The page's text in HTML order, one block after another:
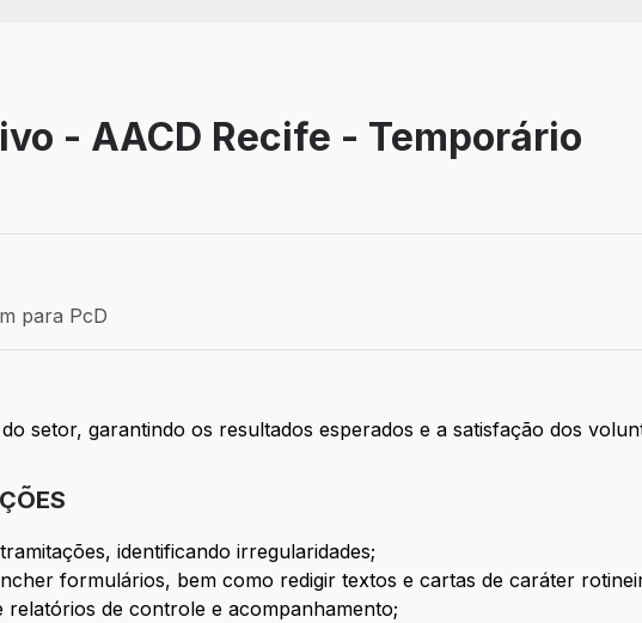
- AACD Recife - Temporário
PcD
para PcD
setor, garantindo os resultados esperados e a satisfação dos
identificando irregularidades;
formulários, bem como redigir textos e cartas de caráter
de controle e acompanhamento;